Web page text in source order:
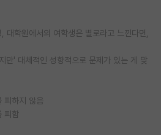
대학원에서의 여학생은 별로라고 느낀다면,
만' 대체적인 성향적으로 문제가 있는 게 맞
피하지 않음
피함